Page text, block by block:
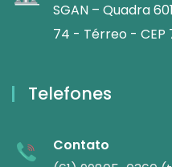
SGAN – Quadra
74 - Térreo - CEP
Telefones
Contato